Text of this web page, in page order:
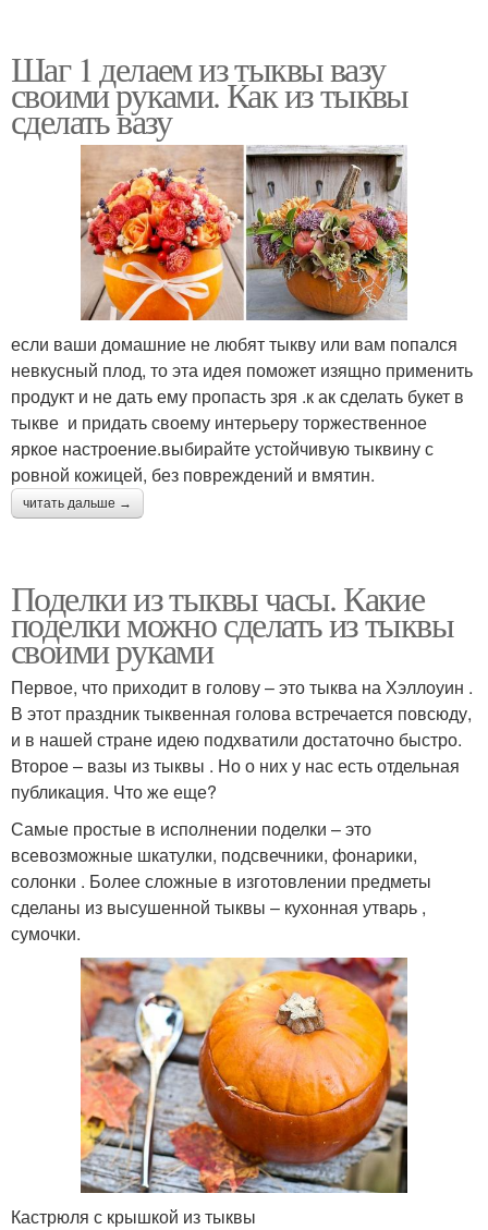
Шаг 1 делаем из тыквы вазу
своими руками. Как из тыквы
сделать вазу
если ваши домашние не любят тыкву или вам попался
невкусный плод, то эта идея поможет изящно применить
продукт и не дать ему пропасть зря .к ак сделать букет в
тыкве и придать своему интерьеру торжественное
яркое настроение.выбирайте устойчивую тыквину с
ровной кожицей, без повреждений и вмятин.
читать дальше →
Поделки из тыквы часы. Какие
поделки можно сделать из тыквы
своими руками
Первое, что приходит в голову – это тыква на Хэллоуин .
В этот праздник тыквенная голова встречается повсюду,
и в нашей стране идею подхватили достаточно быстро.
Второе – вазы из тыквы . Но о них у нас есть отдельная
публикация. Что же еще?
Самые простые в исполнении поделки – это
всевозможные шкатулки, подсвечники, фонарики,
солонки . Более сложные в изготовлении предметы
сделаны из высушенной тыквы – кухонная утварь ,
сумочки.
Кастрюля с крышкой из тыквы